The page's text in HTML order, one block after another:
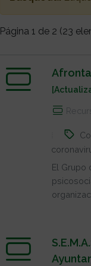
Página 1 de 2 (23
El Grupo